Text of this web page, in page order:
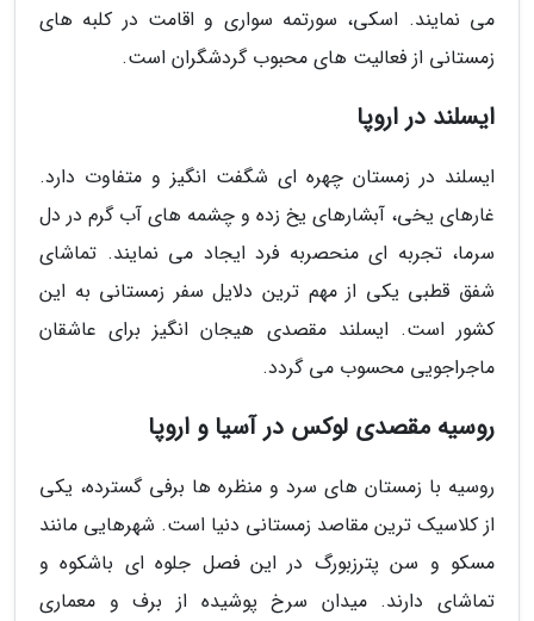
می نمایند. اسکی، سورتمه سواری و اقامت در کلبه های
زمستانی از فعالیت های محبوب گردشگران است.
ایسلند در اروپا
ایسلند در زمستان چهره ای شگفت انگیز و متفاوت دارد.
غارهای یخی، آبشارهای یخ زده و چشمه های آب گرم در دل
سرما، تجربه ای منحصربه فرد ایجاد می نمایند. تماشای
شفق قطبی یکی از مهم ترین دلایل سفر زمستانی به این
کشور است. ایسلند مقصدی هیجان انگیز برای عاشقان
ماجراجویی محسوب می گردد.
روسیه مقصدی لوکس در آسیا و اروپا
روسیه با زمستان های سرد و منظره ها برفی گسترده، یکی
از کلاسیک ترین مقاصد زمستانی دنیا است. شهرهایی مانند
مسکو و سن پترزبورگ در این فصل جلوه ای باشکوه و
تماشای دارند. میدان سرخ پوشیده از برف و معماری